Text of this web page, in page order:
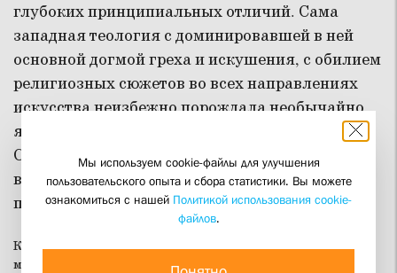
глубоких принципиальных отличий. Сама
западная теология с доминировавшей в ней
основной догмой греха и искушения, с обилием
религиозных сюжетов во всех направлениях
искусства неизбежно порождала необычайно
яркие и разнообразные представления о
Сатане, всякого рода нечистой силе и об их
влиянии, как на религиозную, так и на
повседневную жизнь человека.
Кроме того, Западная Европа наследовала богатый
материал для демонологии и от классического мира, на
Мы используем cookie-файлы для улучшения
пользовательского опыта и сбора статистики. Вы можете
ознакомиться с нашей Политикой использования cookie-
файлов.